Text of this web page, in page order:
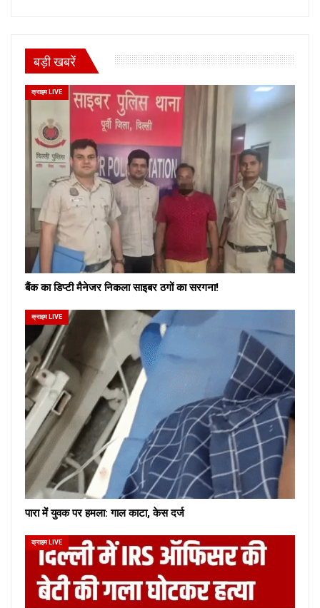
बड़ी खबरें
क्राइम LIVE
बैंक का डिप्टी मैनेजर निकला साइबर ठगों का सरगना!
क्राइम LIVE
पारा में युवक पर हमला: गाल काटा, केस दर्ज
क्राइम LIVE